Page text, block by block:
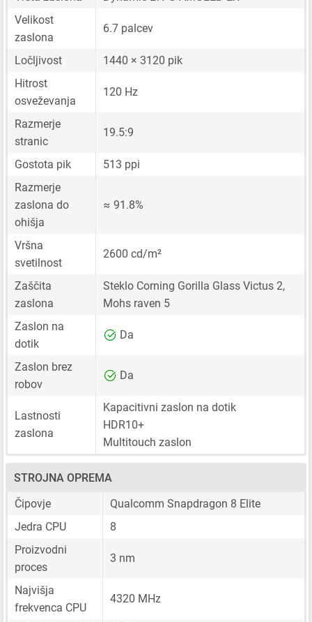
Velikost
zaslona
6.7 palcev
Ločljivost
1440 × 3120 pik
Hitrost
osveževanja
120 Hz
Razmerje
stranic
19.5:9
Gostota pik
513 ppi
Razmerje
zaslona do
ohišja
≈ 91.8%
Vršna
svetilnost
2600 cd/m²
Zaščita
zaslona
Steklo Corning Gorilla Glass Victus 2,
Mohs raven 5
Zaslon na
dotik
Da
Zaslon brez
robov
Da
Lastnosti
zaslona
Kapacitivni zaslon na dotik
HDR10+
Multitouch zaslon
STROJNA OPREMA
Čipovje
Qualcomm Snapdragon 8 Elite
Jedra CPU
8
Proizvodni
proces
3 nm
Najvišja
frekvenca CPU
4320 MHz